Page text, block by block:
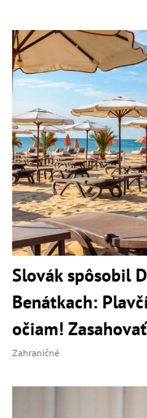
Slovák spôsobil
Benátkach:
očiam!
Zahraničné